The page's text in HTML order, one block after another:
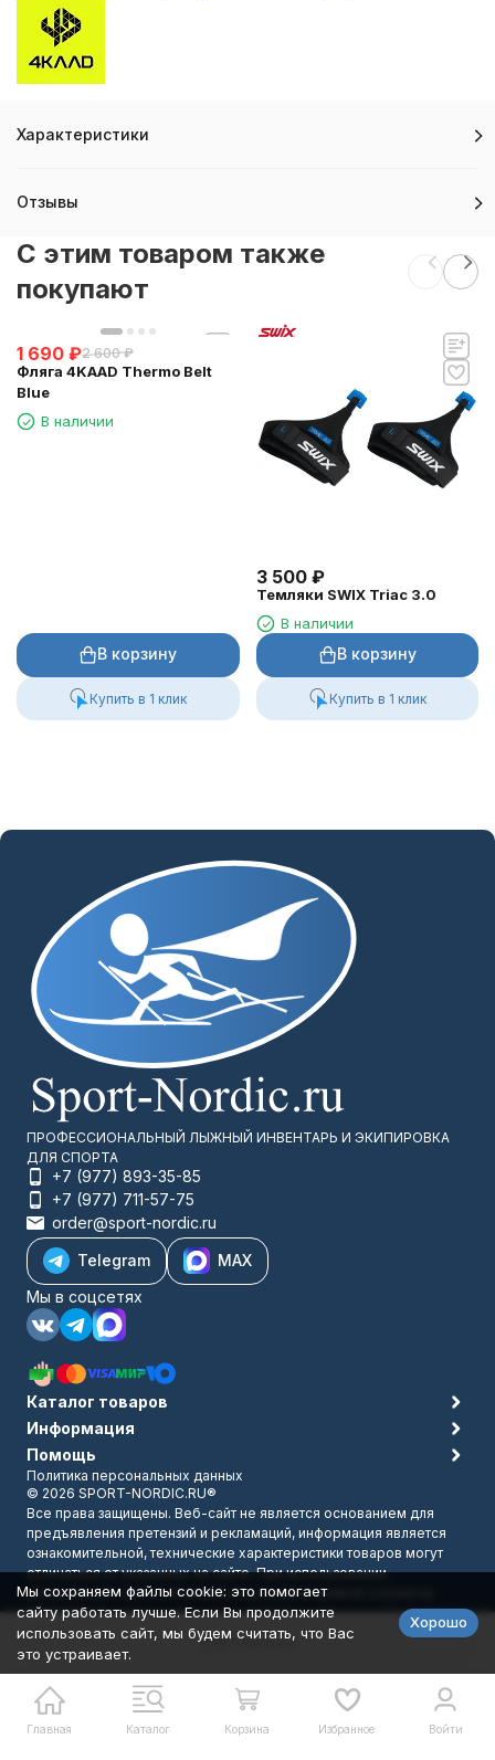
В корзину
Характеристики
Отзывы
C этим товаром также
покупают
1 690 ₽2 600 ₽
Фляга 4KAAD Thermo Belt
Blue
В наличии
В корзину
Купить в 1 клик
3 500 ₽
Темляки SWIX Triac 3.0
В наличии
В корзину
Купить в 1 клик
Главная Каталог Корзина Избранное Войти
ПРОФЕССИОНАЛЬНЫЙ ЛЫЖНЫЙ ИНВЕНТАРЬ И ЭКИПИРОВКА
ДЛЯ СПОРТА
+7 (977) 893-35-85
+7 (977) 711-57-75
order@sport-nordic.ru
Telegram
MAX
Мы в соцсетях
Каталог товаров
Информация
Помощь
Политика персональных данных
© 2026 SPORT-NORDIC.RU®
Все права защищены. Веб-сайт не является основанием для
предъявления претензий и рекламаций, информация является
ознакомительной, технические характеристики товаров могут
отличаться от указанных на сайте. При использовании
материалов с сайта обязательно указание прямой ссылки на
источник.
Разработано вbodysite.ru
Мы сохраняем файлы cookie: это помогает
сайту работать лучше. Если Вы продолжите
использовать сайт, мы будем считать, что Вас
это устраивает.
Хорошо